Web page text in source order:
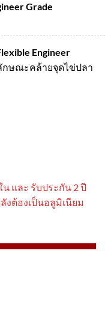
Grade
Engineer
กษณะคล้ายจุดไข่ปลา
และ รับประกัน 2 ปี
งต้องเป็นอลูมิเนียม